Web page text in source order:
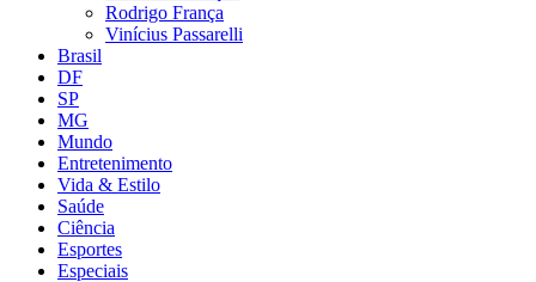
Rodrigo França
Vinícius Passarelli
Brasil
DF
SP
MG
Mundo
Entretenimento
Vida & Estilo
Saúde
Ciência
Esportes
Especiais